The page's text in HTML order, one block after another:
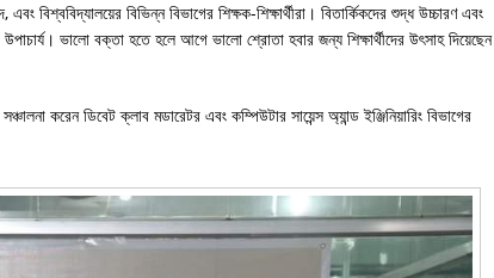
বিশ্ববিদ্যালয়ের বিভিন্ন বিভাগের শিক্ষক-শিক্ষার্থীরা। বিতার্কিকদের শুদ্ধ উচ্চারণ এবং
ভালো বক্তা হতে হলে আগে ভালো শ্রোতা হবার জন্য শিক্ষার্থীদের উৎসাহ দিয়েছেন
করেন ডিবেট ক্লাব মডারেটর এবং কম্পিউটার সায়েন্স অ্যান্ড ইঞ্জিনিয়ারিং বিভাগের